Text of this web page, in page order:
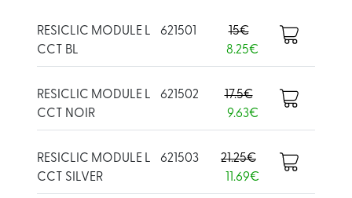
RESICLIC MODULE L
CCT BL
621501
15€
8.25€
RESICLIC MODULE L
CCT NOIR
621502
17.5€
9.63€
RESICLIC MODULE L
CCT SILVER
621503
21.25€
11.69€